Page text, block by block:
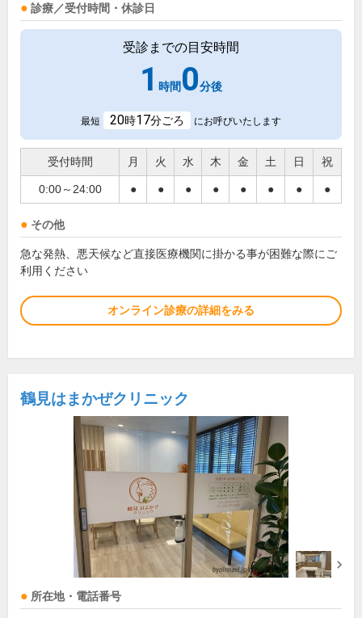
診療／受付時間・休診日
受診までの目安時間
1 時間 0分後
最短 20時17分ごろ にお呼びいたします
受付時間 月 火 水 木 金 土 日 祝
0:00～24:00 ● ● ● ● ● ● ● ●
その他
急な発熱、悪天候など直接医療機関に掛かる事が困難な際にご
利用ください
オンライン診療の詳細をみる
鶴見はまかぜクリニック
所在地・電話番号